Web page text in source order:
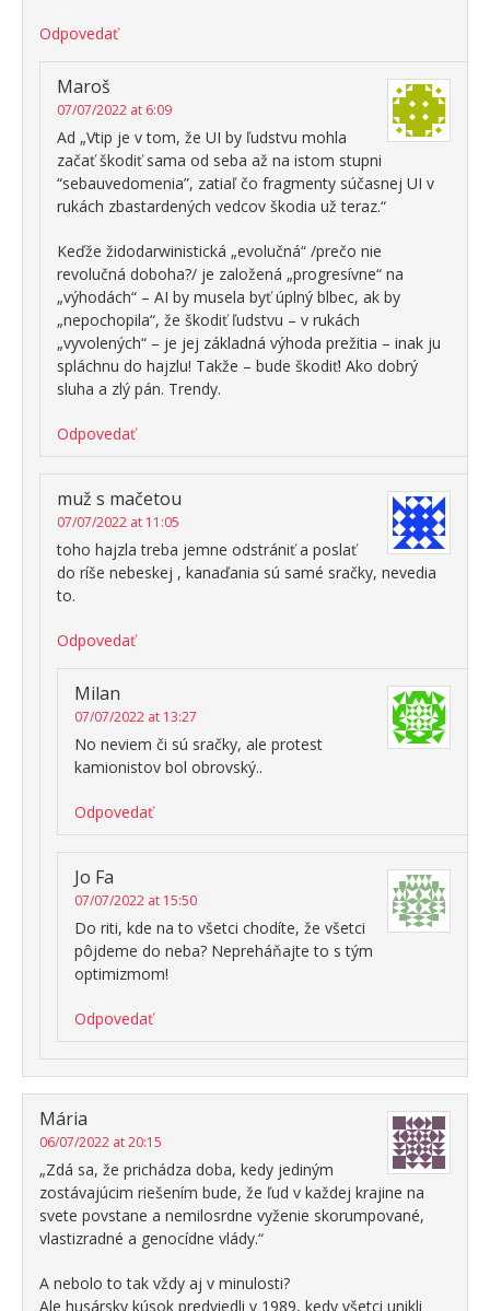
Odpovedať
Maroš
07/07/2022 at 6:09
Ad „Vtip je v tom, že UI by ľudstvu mohla
začať škodiť sama od seba až na istom stupni
“sebauvedomenia”, zatiaľ čo fragmenty súčasnej UI v
rukách zbastardených vedcov škodia už teraz.“
Keďže židodarwinistická „evolučná“ /prečo nie
revolučná doboha?/ je založená „progresívne“ na
„výhodách“ – AI by musela byť úplný blbec, ak by
„nepochopila“, že škodiť ľudstvu – v rukách
„vyvolených“ – je jej základná výhoda prežitia – inak ju
spláchnu do hajzlu! Takže – bude škodiť! Ako dobrý
sluha a zlý pán. Trendy.
Odpovedať
muž s mačetou
07/07/2022 at 11:05
toho hajzla treba jemne odstrániť a poslať
do ríše nebeskej , kanaďania sú samé sračky, nevedia
to.
Odpovedať
Milan
07/07/2022 at 13:27
No neviem či sú sračky, ale protest
kamionistov bol obrovský..
Odpovedať
Jo Fa
07/07/2022 at 15:50
Do riti, kde na to všetci chodíte, že všetci
pôjdeme do neba? Nepreháňajte to s tým
optimizmom!
Odpovedať
Mária
06/07/2022 at 20:15
„Zdá sa, že prichádza doba, kedy jediným
zostávajúcim riešením bude, že ľud v každej krajine na
svete povstane a nemilosrdne vyženie skorumpované,
vlastizradné a genocídne vlády.“
A nebolo to tak vždy aj v minulosti?
Ale husársky kúsok predviedli v 1989, kedy všetci unikli